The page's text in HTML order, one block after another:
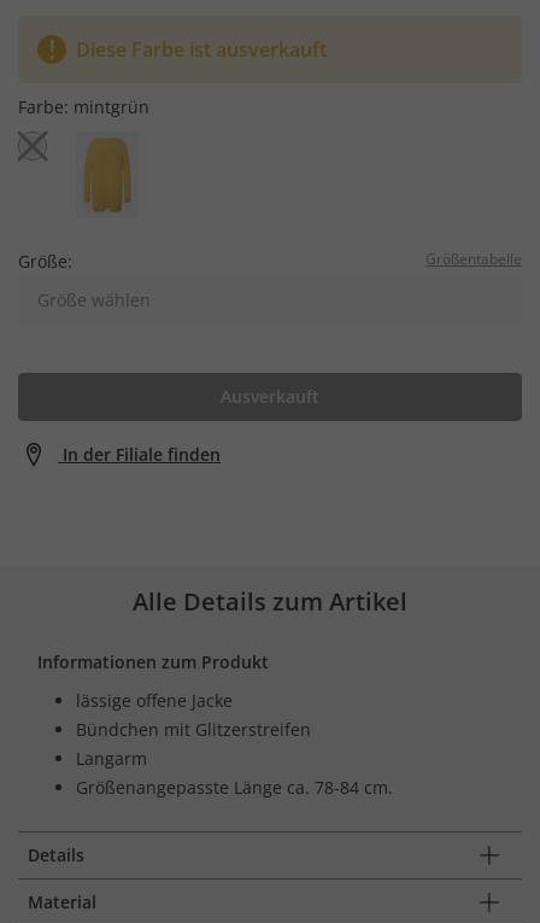
Diese Farbe ist ausverkauft
Farbe: mintgrün
Größe: Größentabelle
Größe wählen
Ausverkauft
In der Filiale finden
Alle Details zum Artikel
Informationen zum Produkt
lässige offene Jacke
Bündchen mit Glitzerstreifen
Langarm
Größenangepasste Länge ca. 78-84 cm.
Details
Material